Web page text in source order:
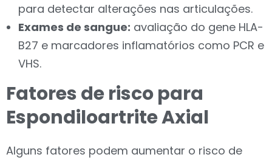
para detectar alterações nas articulações.
Exames de sangue: avaliação do gene HLA-
B27 e marcadores inflamatórios como PCR e
VHS.
Fatores de risco para
Espondiloartrite Axial
Alguns fatores podem aumentar o risco de